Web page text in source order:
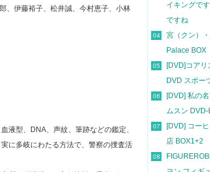
、伊藤裕子、松井誠、今村恵子、小林
液型、DNA、声紋、筆跡などの鑑定、
に多岐にわたる方法で、警察の捜査活
イキングで
ですね
04
宮（クン）
Palace BOX
05
[DVD]コアリ
DVD スポー
06
[DVD] 私の
ムスン DVD-
07
[DVD] コー
店 BOX1+2
08